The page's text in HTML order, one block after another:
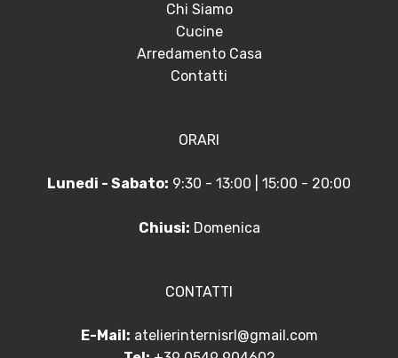
Chi Siamo
Cucine
Arredamento Casa
Contatti
ORARI
Lunedi - Sabato: 9:30 - 13:00 | 15:00 - 20:00
Chiusi: Domenica
CONTATTI
E-Mail: atelierinternisrl@gmail.com